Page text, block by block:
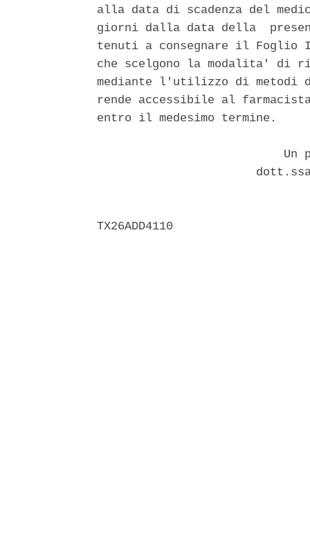
alla data di scadenza del
giorni dalla data della
tenuti a consegnare il
che scelgono la modalita' di
mediante l'utilizzo di
rende accessibile al
entro il medesimo termine.
Un